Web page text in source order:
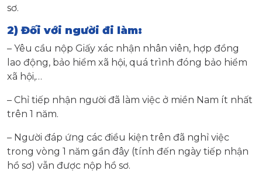
sơ.
2) Đối với người đi làm:
– Yêu cầu nộp Giấy xác nhận nhân viên, hợp đồng
lao động, bảo hiểm xã hội, quá trình đóng bảo hiểm
xã hội,…
– Chỉ tiếp nhận người đã làm việc ở miền Nam ít nhất
trên 1 năm.
– Người đáp ứng các điều kiện trên đã nghỉ việc
trong vòng 1 năm gần đây (tính đến ngày tiếp nhận
hồ sơ) vẫn được nộp hồ sơ.